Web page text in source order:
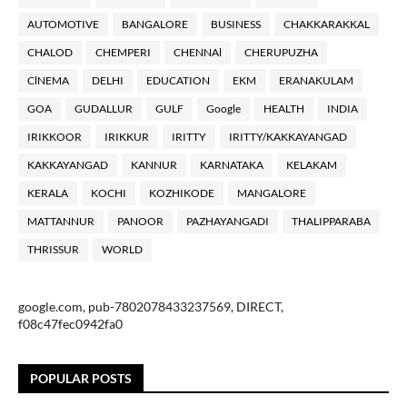
AUTOMOTIVE BANGALORE BUSINESS CHAKKARAKKAL
CHALOD CHEMPERI CHENNAl CHERUPUZHA
ClNEMA DELHI EDUCATION EKM ERANAKULAM
GOA GUDALLUR GULF Google HEALTH INDIA
IRIKKOOR IRIKKUR IRITTY IRITTY/KAKKAYANGAD
KAKKAYANGAD KANNUR KARNATAKA KELAKAM
KERALA KOCHI KOZHIKODE MANGALORE
MATTANNUR PANOOR PAZHAYANGADI THALIPPARABA
THRISSUR WORLD
google.com, pub-7802078433237569, DIRECT,
f08c47fec0942fa0
POPULAR POSTS